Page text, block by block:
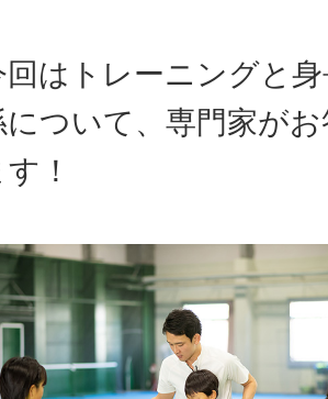
回はトレーニングと
について、専門家が
す！